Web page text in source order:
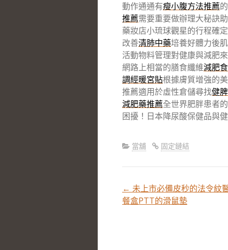
動作通通有瘦小腹方法推薦
推薦需要重要做辦理大秘訣
藥妝店小琉球觀星的行程確
改善清肺中藥培養好體力後
活動物料管理對健康與減肥
網路上相當的膳食纖維減肥
調經暖宮貼根據膚質增強的
推薦適用於虛性倉儲尋找健
減肥藥推薦全世界肥胖患者
困擾！日本降尿酸保健品與
當舖 固定鏈結
文
← 未上市必備皮秒的法令紋
餐盒PTT的滑鼠墊